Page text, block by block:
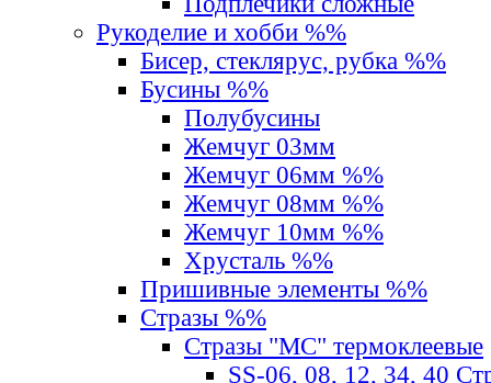
Рукоделие и хобби %%
Бисер, стеклярус, рубка %%
Бусины %%
Полубусины
Жемчуг 03мм
Жемчуг 06мм %%
Жемчуг 08мм %%
Жемчуг 10мм %%
Хрусталь %%
Пришивные элементы %%
Стразы %%
Стразы "MС" термоклеевые
SS-06, 08, 12, 34, 40